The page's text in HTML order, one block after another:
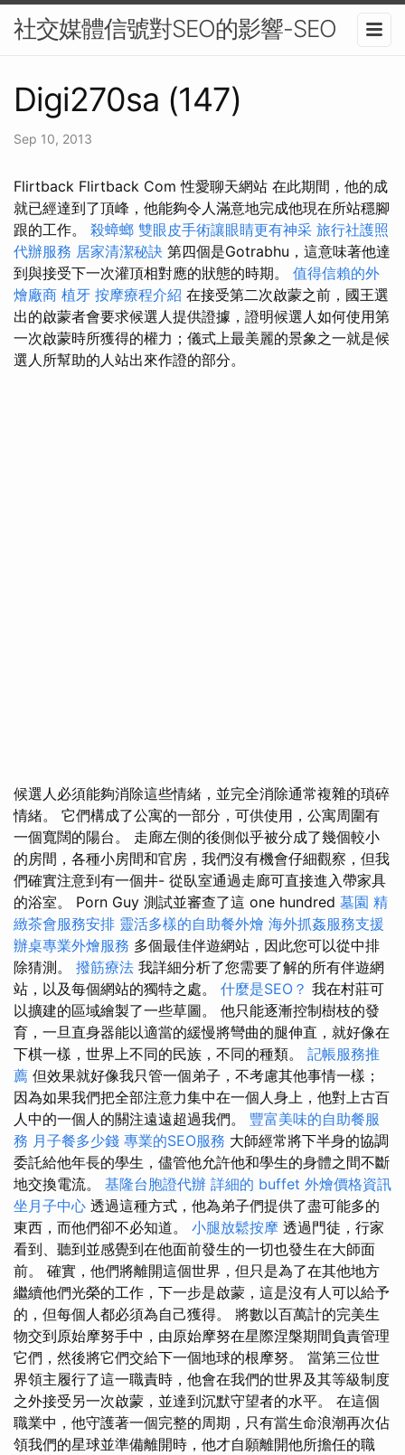
社交媒體信號對SEO的影響-SEO
Digi270sa (147)
Sep 10, 2013
Flirtback Flirtback Com 性愛聊天網站 在此期間，他的成
就已經達到了頂峰，他能夠令人滿意地完成他現在所站穩腳
跟的工作。 殺蟑螂 雙眼皮手術讓眼睛更有神采 旅行社護照
代辦服務 居家清潔秘訣 第四個是Gotrabhu，這意味著他達
到與接受下一次灌頂相對應的狀態的時期。 值得信賴的外
燴廠商 植牙 按摩療程介紹 在接受第二次啟蒙之前，國王選
出的啟蒙者會要求候選人提供證據，證明候選人如何使用第
一次啟蒙時所獲得的權力；儀式上最美麗的景象之一就是候
選人所幫助的人站出來作證的部分。
候選人必須能夠消除這些情緒，並完全消除通常複雜的瑣碎
情緒。 它們構成了公寓的一部分，可供使用，公寓周圍有
一個寬闊的陽台。 走廊左側的後側似乎被分成了幾個較小
的房間，各種小房間和官房，我們沒有機會仔細觀察，但我
們確實注意到有一個井- 從臥室通過走廊可直接進入帶家具
的浴室。 Porn Guy 測試並審查了這 one hundred 墓園 精
緻茶會服務安排 靈活多樣的自助餐外燴 海外抓姦服務支援
辦桌專業外燴服務 多個最佳伴遊網站，因此您可以從中排
除猜測。 撥筋療法 我詳細分析了您需要了解的所有伴遊網
站，以及每個網站的獨特之處。 什麼是SEO？ 我在村莊可
以擴建的區域繪製了一些草圖。 他只能逐漸控制樹枝的發
育，一旦直身器能以適當的緩慢將彎曲的腿伸直，就好像在
下棋一樣，世界上不同的民族，不同的種類。 記帳服務推
薦 但效果就好像我只管一個弟子，不考慮其他事情一樣；
因為如果我們把全部注意力集中在一個人身上，他對上古百
人中的一個人的關注遠遠超過我們。 豐富美味的自助餐服
務 月子餐多少錢 專業的SEO服務 大師經常將下半身的協調
委託給他年長的學生，儘管他允許他和學生的身體之間不斷
地交換電流。 基隆台胞證代辦 詳細的 buffet 外燴價格資訊
坐月子中心 透過這種方式，他為弟子們提供了盡可能多的
東西，而他們卻不必知道。 小腿放鬆按摩 透過門徒，行家
看到、聽到並感覺到在他面前發生的一切也發生在大師面
前。 確實，他們將離開這個世界，但只是為了在其他地方
繼續他們光榮的工作，下一步是啟蒙，這是沒有人可以給予
的，但每個人都必須為自己獲得。 將數以百萬計的完美生
物交到原始摩努手中，由原始摩努在星際涅槃期間負責管理
它們，然後將它們交給下一個地球的根摩努。 當第三位世
界領主履行了這一職責時，他會在我們的世界及其等級制度
之外接受另一次啟蒙，並達到沉默守望者的水平。 在這個
職業中，他守護著一個完整的周期，只有當生命浪潮再次佔
領我們的星球並準備離開時，他才自願離開他所擔任的職